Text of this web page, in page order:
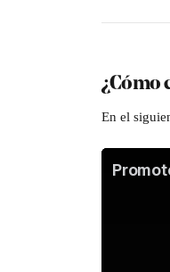
¿Cómo
En el